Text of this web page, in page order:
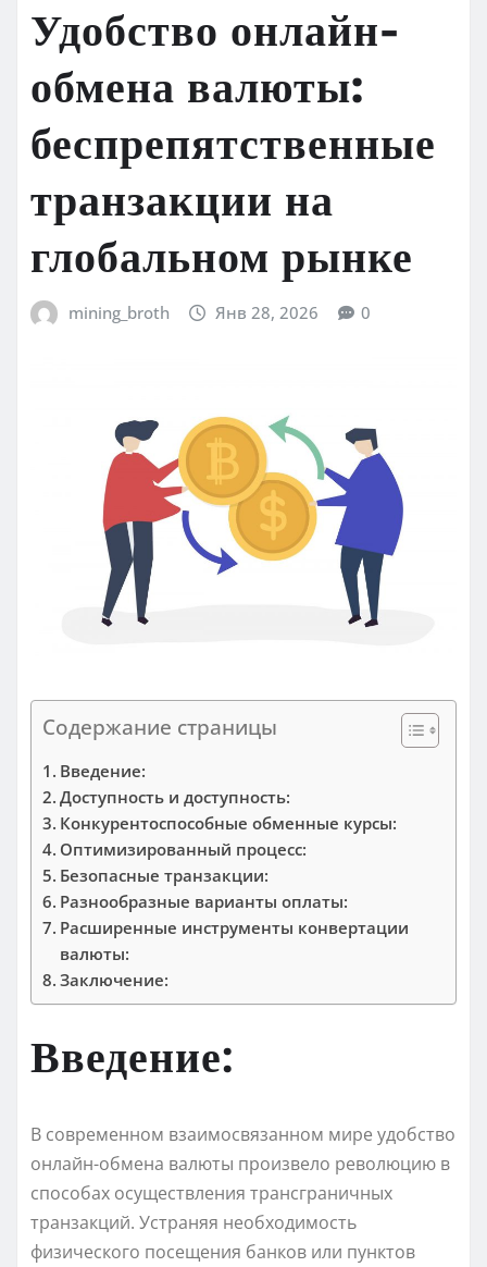
Удобство онлайн-
обмена валюты:
беспрепятственные
транзакции на
глобальном рынке
mining_broth Янв 28, 2026 0
Содержание страницы
Введение:
Доступность и доступность:
Конкурентоспособные обменные курсы:
Оптимизированный процесс:
Безопасные транзакции:
Разнообразные варианты оплаты:
Расширенные инструменты конвертации
валюты:
Заключение:
Введение:
В современном взаимосвязанном мире удобство
онлайн-обмена валюты произвело революцию в
способах осуществления трансграничных
транзакций. Устраняя необходимость
физического посещения банков или пунктов